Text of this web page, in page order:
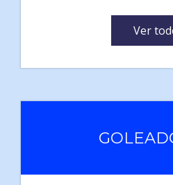
Ver